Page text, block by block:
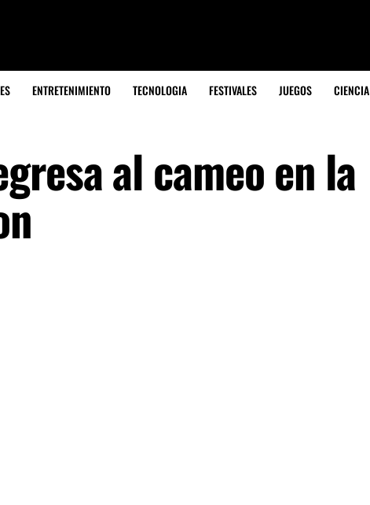
ENTRETENIMIENTO TECNOLOGIA FESTIVALES JUEGOS CIENCIA
al cameo en la